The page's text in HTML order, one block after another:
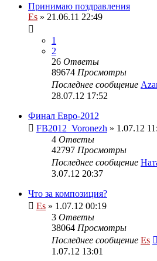
Принимаю поздравления
Es » 21.06.11 22:49
1
2
26 Ответы
89674 Просмотры
Последнее сообщение
28.07.12 17:52
Финал Евро-2012
FB2012_Voronezh » 1.07.12
4 Ответы
42797 Просмотры
Последнее сообщение
3.07.12 20:37
Что за композиция?
Es » 1.07.12 00:19
3 Ответы
38064 Просмотры
Последнее сообщение Es
1.07.12 13:01